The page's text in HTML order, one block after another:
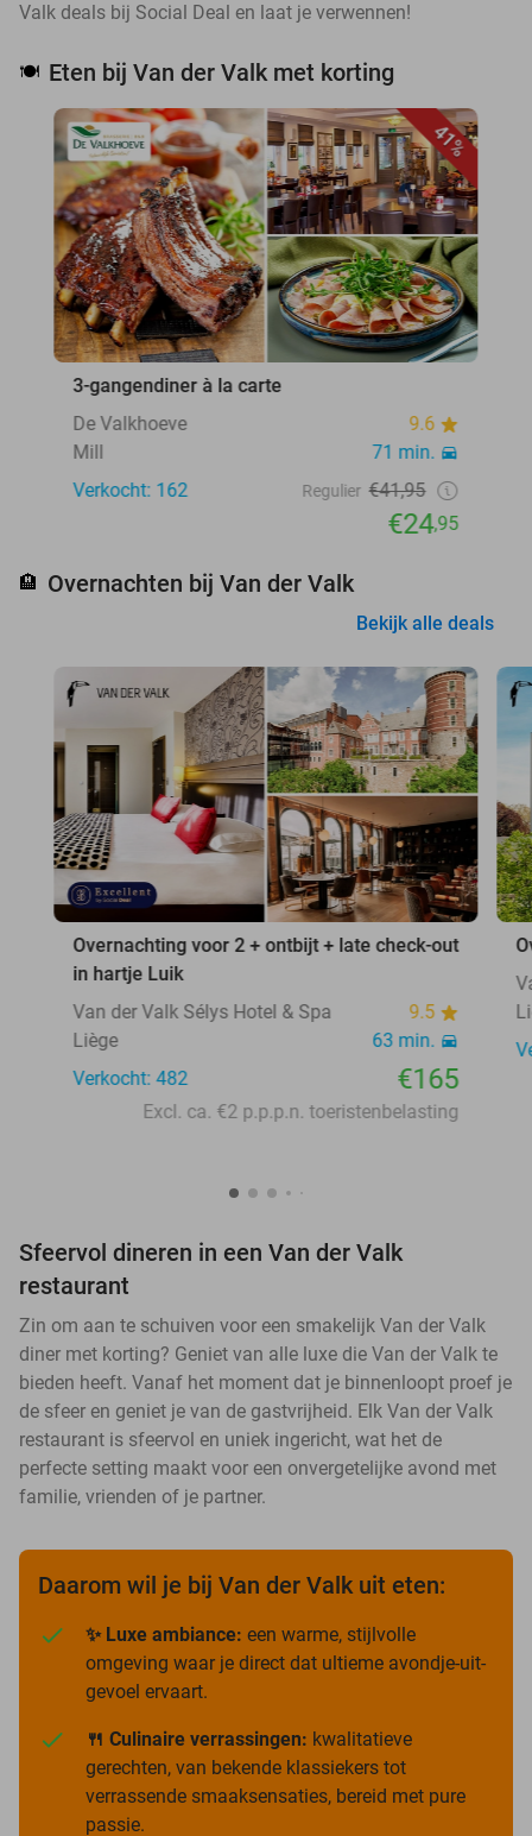
Valk deals bij Social Deal en laat je verwennen!
🍽️ Eten bij Van der Valk met korting
41%
3-gangendiner à la carte
De Valkhoeve
9.6
Mill
71 min.
Verkocht: 162
Regulier €41,95
€24,95
🏨 Overnachten bij Van der Valk
Bekijk alle deals
Overnachting voor 2 + ontbijt + late check-out
in hartje Luik
Van der Valk Sélys Hotel & Spa
9.5
Liège
63 min.
Verkocht: 482
€165
Excl. ca. €2 p.p.p.n. toeristenbelasting
Sfeervol dineren in een Van der Valk
restaurant
Zin om aan te schuiven voor een smakelijk Van der Valk
diner met korting? Geniet van alle luxe die Van der Valk te
bieden heeft. Vanaf het moment dat je binnenloopt proef je
de sfeer en geniet je van de gastvrijheid. Elk Van der Valk
restaurant is sfeervol en uniek ingericht, wat het de
perfecte setting maakt voor een onvergetelijke avond met
familie, vrienden of je partner.
Daarom wil je bij Van der Valk uit eten:
✨ Luxe ambiance: een warme, stijlvolle
omgeving waar je direct dat ultieme avondje-uit-
gevoel ervaart.
🍴 Culinaire verrassingen: kwalitatieve
gerechten, van bekende klassiekers tot
verrassende smaaksensaties, bereid met pure
passie.